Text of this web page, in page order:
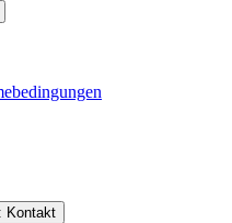
Kontakt